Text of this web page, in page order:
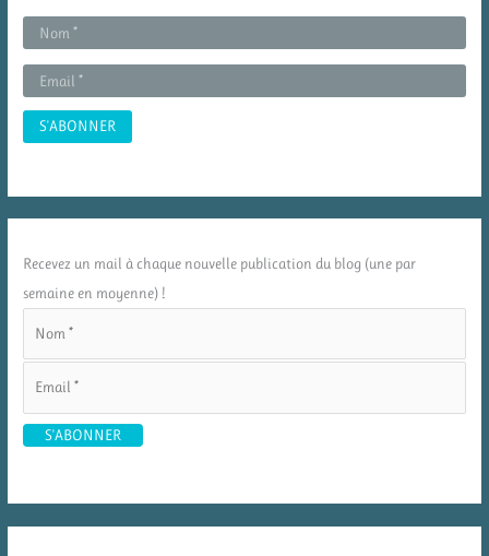
Recevez un mail à chaque nouvelle publication du blog (une par
semaine en moyenne) !